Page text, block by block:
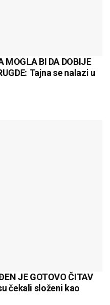
MOGLA BI DA DOBIJE
Tajna se nalazi u
JE GOTOVO ČITAV
čekali složeni kao